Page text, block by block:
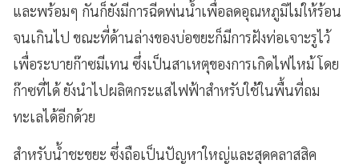
และพร้อมๆ กันก็ยังมีการฉีดพ่นน้ำเพื่อลดอุณหภูมิไม่ให้ร้อน
จนเกินไป ขณะที่ด้านล่างของบ่อขยะก็มีการฝังท่อเจาะรูไว้
เพื่อระบายก๊าซมีเทน ซึ่งเป็นสาเหตุของการเกิดไฟไหม้ โดย
ก๊าซที่ได้ ยังนำไปผลิตกระแสไฟฟ้าสำหรับใช้ในพื้นที่ถม
ทะเลได้อีกด้วย
สำหรับน้ำชะขยะ ซึ่งถือเป็นปัญหาใหญ่และสุดคลาสสิค